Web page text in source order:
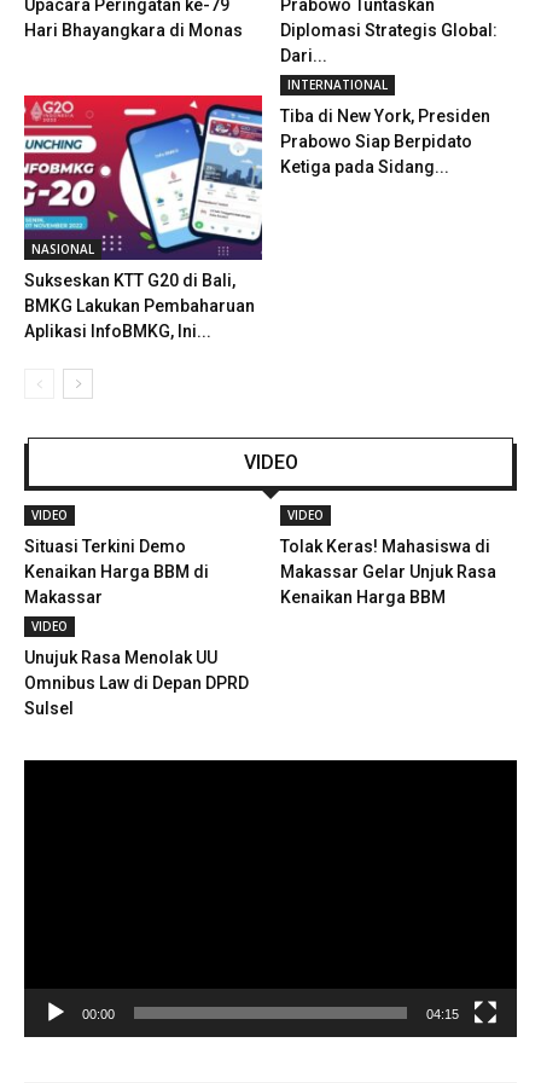
Upacara Peringatan ke-79
Hari Bhayangkara di Monas
Prabowo Tuntaskan
Diplomasi Strategis Global:
Dari...
NASIONAL
Sukseskan KTT G20 di Bali,
BMKG Lakukan Pembaharuan
Aplikasi InfoBMKG, Ini...
INTERNATIONAL
Tiba di New York, Presiden
Prabowo Siap Berpidato
Ketiga pada Sidang...
VIDEO
VIDEO
Situasi Terkini Demo
Kenaikan Harga BBM di
Makassar
VIDEO
Tolak Keras! Mahasiswa di
Makassar Gelar Unjuk Rasa
Kenaikan Harga BBM
VIDEO
Unujuk Rasa Menolak UU
Omnibus Law di Depan DPRD
Sulsel
00:00 04:15